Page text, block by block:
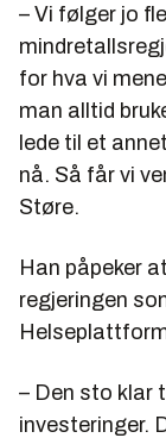
– Vi følger jo
for hva vi
man alltid
lede til et
nå. Så får vi
Støre.
Han påpeker
regjeringen
– Den sto klar
investeringer.